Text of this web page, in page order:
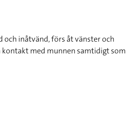
inåtvänd, förs åt vänster och
kontakt med munnen samtidigt som